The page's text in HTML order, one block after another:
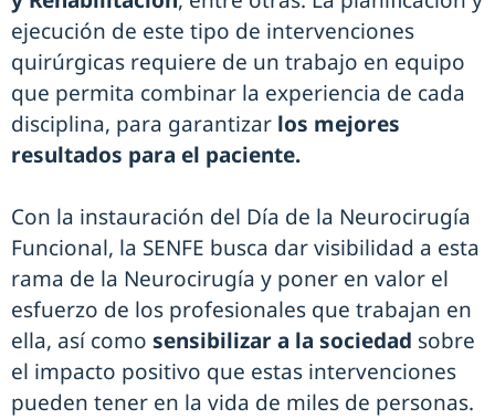
ejecución de este tipo de intervenciones
quirúrgicas requiere de un trabajo en equipo
que permita combinar la experiencia de cada
disciplina, para garantizar los mejores
resultados para el paciente.
Con la instauración del Día de la Neurocirugía
Funcional, la SENFE busca dar visibilidad a esta
rama de la Neurocirugía y poner en valor el
esfuerzo de los profesionales que trabajan en
ella, así como sensibilizar a la sociedad sobre
el impacto positivo que estas intervenciones
pueden tener en la vida de miles de personas.